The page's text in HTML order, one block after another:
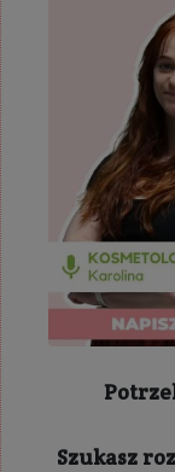
Szukasz